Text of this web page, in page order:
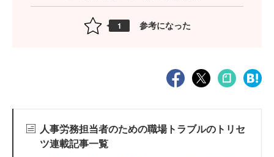
1 参考になった
人事労務担当者のための職場トラブルのトリセ
ツ連載記事一覧